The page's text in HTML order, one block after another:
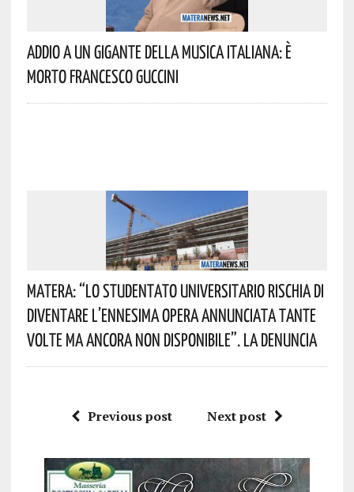
Addio A Un Gigante Della Musica Italiana: È
Morto Francesco Guccini
Matera: “Lo Studentato Universitario Rischia Di
Diventare L’ennesima Opera Annunciata Tante
Volte Ma Ancora Non Disponibile”. La Denuncia
Previous post Next post